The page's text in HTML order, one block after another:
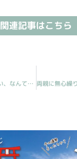
関連記事はこちら
そのままでいい、なんて言ってない